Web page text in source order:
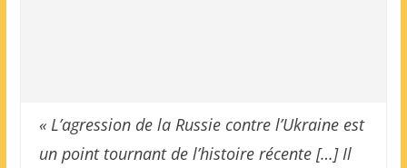
« L’agres­sion de la Russie contre l’Ukraine est
un point tournant de l’histoire récente […] Il